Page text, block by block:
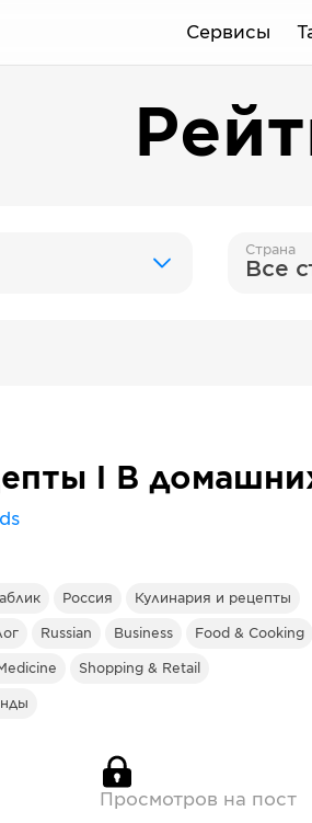
Сервисы
Страна
Все
Россия Кулинария и рецепты
Russian Business Food & Cooking
Shopping & Retail
Просмотров на пост